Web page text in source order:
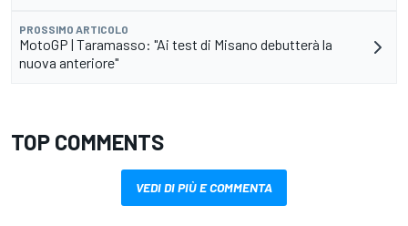
PROSSIMO ARTICOLO
MotoGP | Taramasso: "Ai test di Misano debutterà la
nuova anteriore"
TOP COMMENTS
VEDI DI PIÙ E COMMENTA